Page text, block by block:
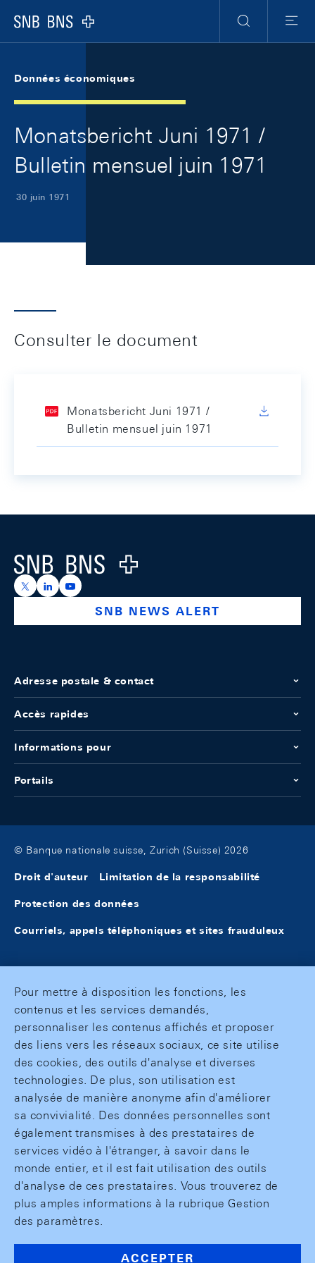
Logo
RechercheMenu
Données économiques
Monatsbericht Juni 1971 /
Bulletin mensuel juin 1971
30 juin 1971
Consulter le document
Monatsbericht Juni 1971 /
Bulletin mensuel juin 1971
Logo
https://x.com/snb_bns
https://ch.linkedin.com/company/swiss-national-
https://www.youtube.com/@swissnationalbank
SNB NEWS ALERT
Adresse postale & contact
Accès rapides
Informations pour
Portails
© Banque nationale suisse, Zurich (Suisse) 2026
Droit d'auteur Limitation de la responsabilité
Protection des données
Courriels, appels téléphoniques et sites frauduleux
Pour mettre à disposition les fonctions, les
contenus et les services demandés,
personnaliser les contenus affichés et proposer
des liens vers les réseaux sociaux, ce site utilise
des cookies, des outils d'analyse et diverses
technologies. De plus, son utilisation est
analysée de manière anonyme afin d'améliorer
sa convivialité. Des données personnelles sont
également transmises à des prestataires de
services vidéo à l'étranger, à savoir dans le
monde entier, et il est fait utilisation des outils
d'analyse de ces prestataires. Vous trouverez de
plus amples informations à la rubrique Gestion
des paramètres.
ACCEPTER